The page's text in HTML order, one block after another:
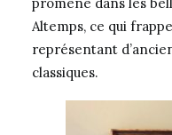
Altemps, ce qui
représentant
classiques.